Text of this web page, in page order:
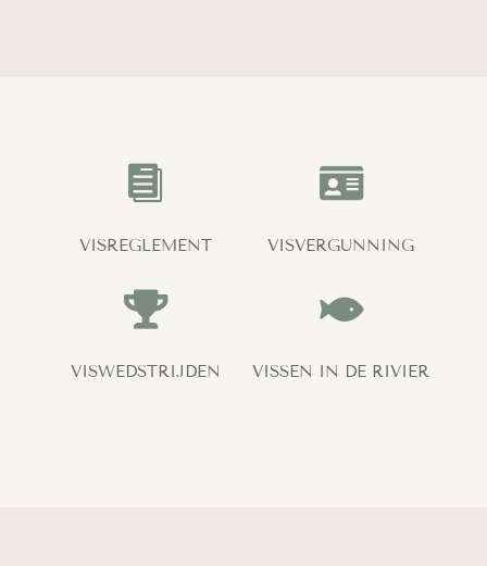

VISREGLEMENT

VISVERGUNNING

VISWEDSTRIJDEN

VISSEN IN DE RIVIER